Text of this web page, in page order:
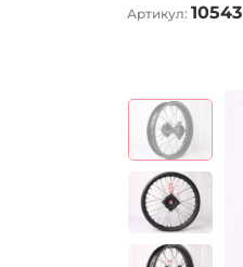
Артикул: 10543